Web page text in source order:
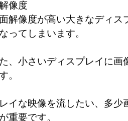
解像度
解像度が高い大きなディス
ってしまいます。
、小さいディスプレイに
。
イな映像を流したい、多
重要です。